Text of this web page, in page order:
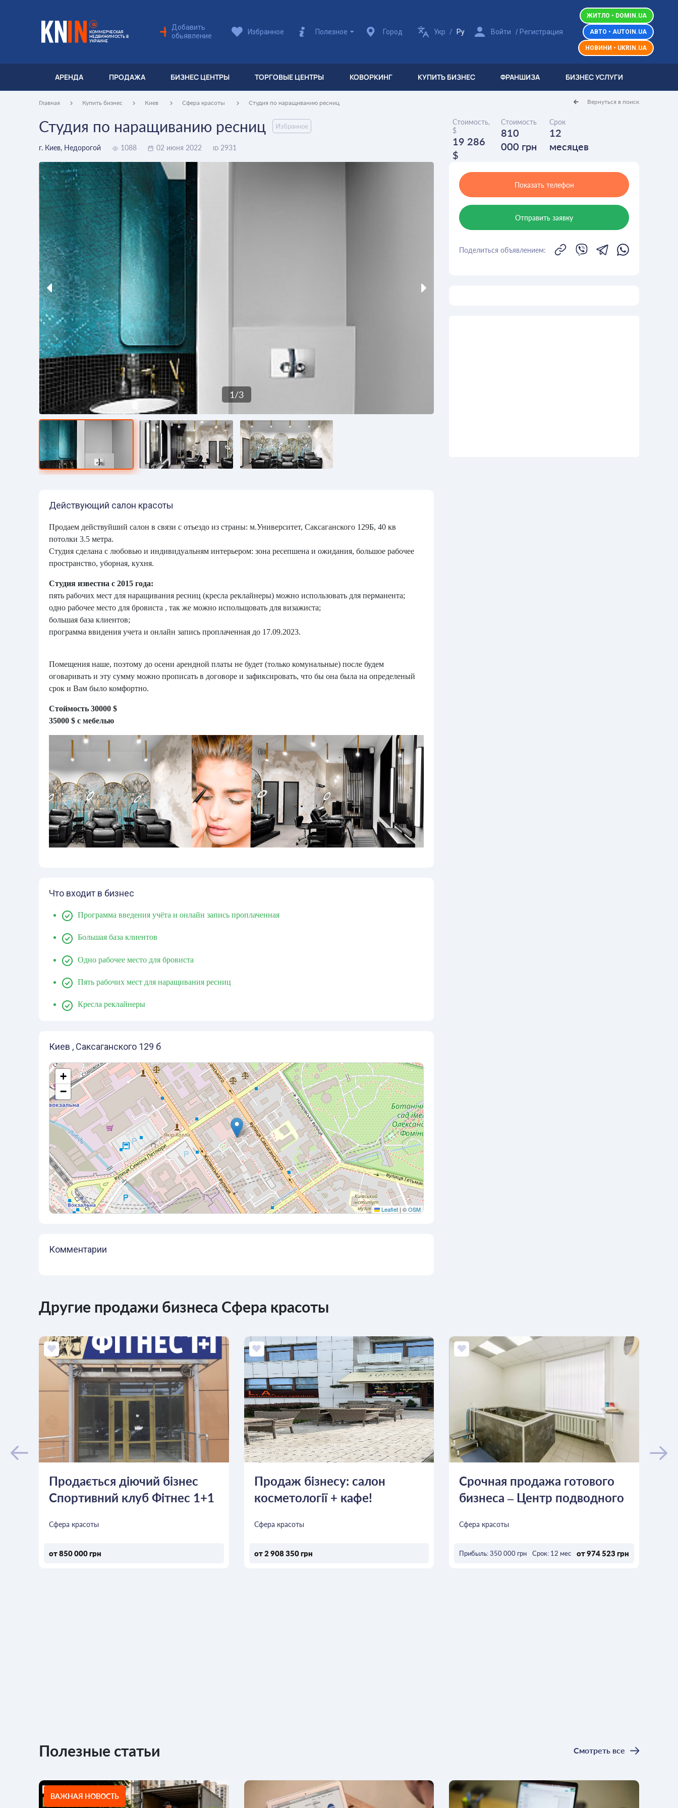
UA
КОММЕРЧЕСКАЯ
НЕДВИЖИМОСТЬ В
УКРАИНЕ
Добавить
обьявление
Избранное Полезное Город Укр / Ру Войти / Регистрация
ЖИТЛО • DOMIN.UA
АВТО • AUTOIN.UA
НОВИНИ • UKRIN.UA
АРЕНДА ПРОДАЖА БИЗНЕС ЦЕНТРЫ ТОРГОВЫЕ ЦЕНТРЫ КОВОРКИНГ КУПИТЬ БИЗНЕС ФРАНШИЗА БИЗНЕС УСЛУГИ
Главная Купить бизнес Киев Сфера красоты Студия по наращиванию ресниц Вернуться в поиск
Студия по наращиванию ресниц Избранное
г. Киев, Недорогой 1088 02 июня 2022 ID 2931
Стоимость,
$
19 286
$
Стоимость
810
000 грн
Срок
12
месяцев
1/3
Действующий салон красоты
Продаем действуйший салон в связи с отьездо из страны: м.Университет, Саксаганского 129Б, 40 кв
потолки 3.5 метра.
Студия сделана с любовью и индивидуальням интерьером: зона ресепшена и ожидания, большое рабочее
пространство, уборная, кухня.
Студия известна с 2015 года:
пять рабочих мест для наращивания ресниц (кресла реклайнеры) можно использовать для перманента;
одно рабочее место для бровиста , так же можно испольщовать для визажиста;
большая база клиентов;
программа ввидения учета и онлайн запись проплаченная до 17.09.2023.
Помещения наше, поэтому до осени арендной платы не будет (только комунальные) после будем
оговаривать и эту сумму можно прописать в договоре и зафиксировать, что бы она была на определеный
срок и Вам было комфортно.
Стоймость 30000 $
35000 $ с мебелью
Что входит в бизнес
Программа введения учёта и онлайн запись проплаченная
Большая база клиентов
Одно рабочее место для бровиста
Пять рабочих мест для наращивания ресниц
Кресла реклайнеры
Киев , Саксаганского 129 б
+
−
Leaflet | ©OSM
Комментарии
Показать телефон
Отправить заявку
Поделиться объявлением:
Другие продажи бизнеса Сфера красоты
Продається діючий бізнес
Спортивний клуб Фітнес 1+1
Сфера красоты
от 850 000 грн
Продаж бізнесу: салон
косметології + кафе!
Сфера красоты
от 2 908 350 грн
Срочная продажа готового
бизнеса – Центр подводного
Сфера красоты
Прибыль: 350 000 грн Срок: 12 мес от 974 523 грн
Полезные статьи Смотреть все
ВАЖНАЯ НОВОСТЬ